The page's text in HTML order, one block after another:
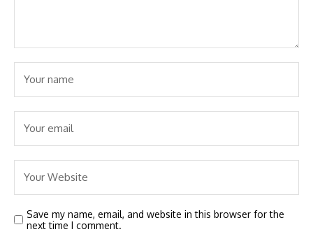
Save my name, email, and website in this browser for the
next time I comment.